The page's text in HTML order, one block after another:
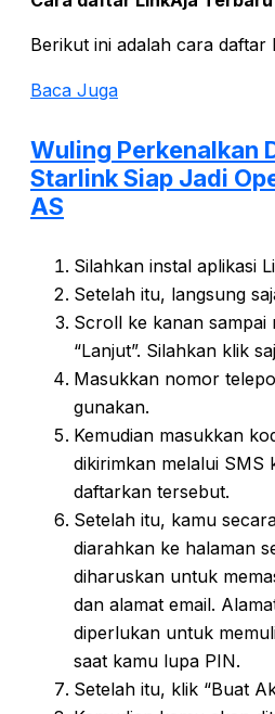
Berikut ini adalah cara daftar
Baca Juga
Wuling Perkenalkan
Starlink Siap Jadi
AS
Silahkan instal aplikasi
Setelah itu, langsung
Scroll ke kanan sampai
“Lanjut”. Silahkan klik
Masukkan nomor
gunakan.
Kemudian masukkan
dikirimkan melalui SMS
daftarkan tersebut.
Setelah itu, kamu
diarahkan ke halaman
diharuskan untuk
dan alamat email.
diperlukan untuk
saat kamu lupa PIN.
Setelah itu, klik “Buat